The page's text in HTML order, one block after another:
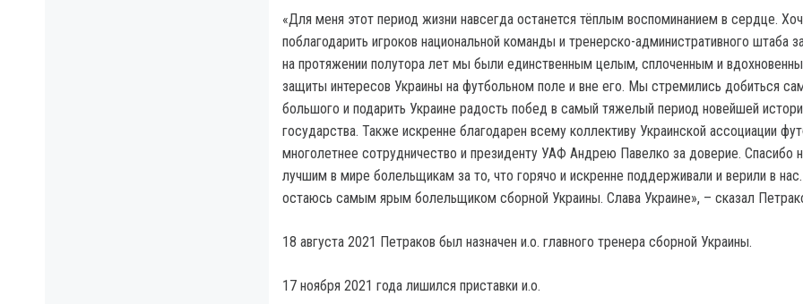
«Для меня этот период жизни навсегда останется тёплым воспоминанием в сердце.
поблагодарить игроков национальной команды и тренерско-административного штаба
на протяжении полутора лет мы были единственным целым, сплоченным и
защиты интересов Украины на футбольном поле и вне его. Мы стремились добиться
большого и подарить Украине радость побед в самый тяжелый период новейшей
государства. Также искренне благодарен всему коллективу Украинской ассоциации
многолетнее сотрудничество и президенту УАФ Андрею Павелко за доверие. Спасибо
лучшим в мире болельщикам за то, что горячо и искренне поддерживали и верили в
остаюсь самым ярым болельщиком сборной Украины. Слава Украине», – сказал
18 августа 2021 Петраков был назначен и.о. главного тренера сборной Украины.
17 ноября 2021 года лишился приставки и.о.